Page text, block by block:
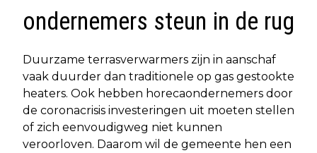
ondernemers steun in de rug
Duurzame terrasverwarmers zijn in aanschaf
vaak duurder dan traditionele op gas gestookte
heaters. Ook hebben horecaondernemers door
de coronacrisis investeringen uit moeten stellen
of zich eenvoudigweg niet kunnen
veroorloven. Daarom wil de gemeente hen een